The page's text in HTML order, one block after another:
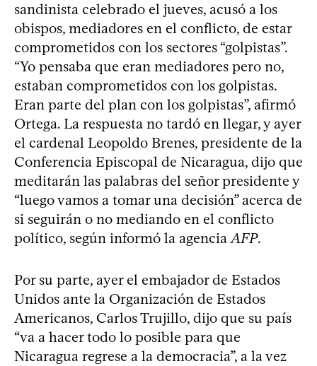
sandinista celebrado el jueves, acusó a los
obispos, mediadores en el conflicto, de estar
comprometidos con los sectores “golpistas”.
“Yo pensaba que eran mediadores pero no,
estaban comprometidos con los golpistas.
Eran parte del plan con los golpistas”, afirmó
Ortega. La respuesta no tardó en llegar, y ayer
el cardenal Leopoldo Brenes, presidente de la
Conferencia Episcopal de Nicaragua, dijo que
meditarán las palabras del señor presidente y
“luego vamos a tomar una decisión” acerca de
si seguirán o no mediando en el conflicto
político, según informó la agenciaAFP.
Por su parte, ayer el embajador de Estados
Unidos ante la Organización de Estados
Americanos, Carlos Trujillo, dijo que su país
“va a hacer todo lo posible para que
Nicaragua regrese a la democracia”, a la vez